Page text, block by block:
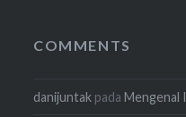
COMMENTS
danijuntak padaMengenal